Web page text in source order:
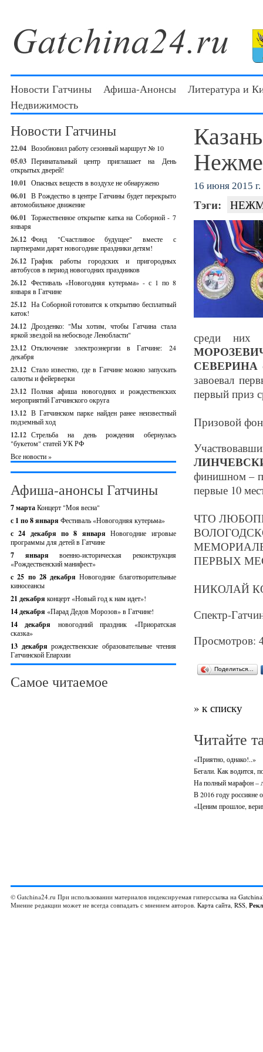
Новости Гатчины Афиша-Анонсы
Литература и
Недвижимость
Новости Гатчины
22.04 Возобновил работу сезонный маршрут № 10
05.03 Перинатальный центр приглашает на День
открытых дверей!
10.01 Опасных веществ в воздухе не обнаружено
06.01 В Рождество в центре Гатчины будет перекрыто
автомобильное движение
06.01 Торжественное открытие катка на Соборной - 7
января
26.12 Фонд "Счастливое будущее" вместе с
партнерами дарят новогодние праздники детям!
26.12 График работы городских и пригородных
автобусов в период новогодних праздников
26.12 Фестиваль «Новогодняя кутерьма» - с 1 по 8
января в Гатчине
25.12 На Соборной готовится к открытию бесплатный
каток!
24.12 Дрозденко: "Мы хотим, чтобы Гатчина стала
яркой звездой на небосводе Ленобласти"
23.12 Отключение электроэнергии в Гатчине: 24
декабря
23.12 Стало известно, где в Гатчине можно запускать
салюты и фейерверки
23.12 Полная афиша новогодних и рождественских
мероприятий Гатчинского округа
13.12 В Гатчинском парке найден ранее неизвестный
подземный ход
12.12 Стрельба на день рождения обернулась
"букетом" статей УК РФ
Все новости »
Афиша-анонсы Гатчины
7 мартаКонцерт "Моя весна"
с 1 по 8 января Фестиваль «Новогодняя кутерьма»
с 24 декабря по 8 январяНовогодние игровые
программы для детей в Гатчине
7 январявоенно-историческая реконструкция
«Рождественский манифест»
c 25 по 28 декабряНовогодние благотворительные
киносеансы
21 декабря концерт «Новый год к нам идет»!
14 декабря «Парад Дедов Морозов» в Гатчине!
14 декабря новогодний праздник «Приоратская
сказка»
13 декабрярождественские образовательные чтения
Гатчинской Епархии
Самое читаемое
16 июня 2015 г.
Тэги:
среди них
СЕВЕРИНА
завоевал
первый приз
Призовой
финишном –
первые 10
ЧТО
ПЕРВЫХ
НИКОЛАЙ
Спектр-
Просмотров:
Поделиться…
» к списку
Читайте
«Приятно, однако!..»
Бегали. Как водится,
На полный марафон –
В 2016 году россияне
«Ценим прошлое,
© Gatchina24.ru При использовании материалов индексируемая гиперссылка на
Мнение редакции может не всегда совпадать с мнением авторов. Карта сайта, RSS,